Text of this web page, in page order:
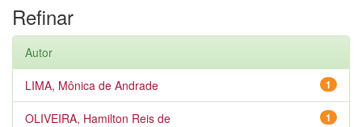
Refinar
Autor
1
LIMA, Mônica de Andrade
1
OLIVEIRA, Hamilton Reis de